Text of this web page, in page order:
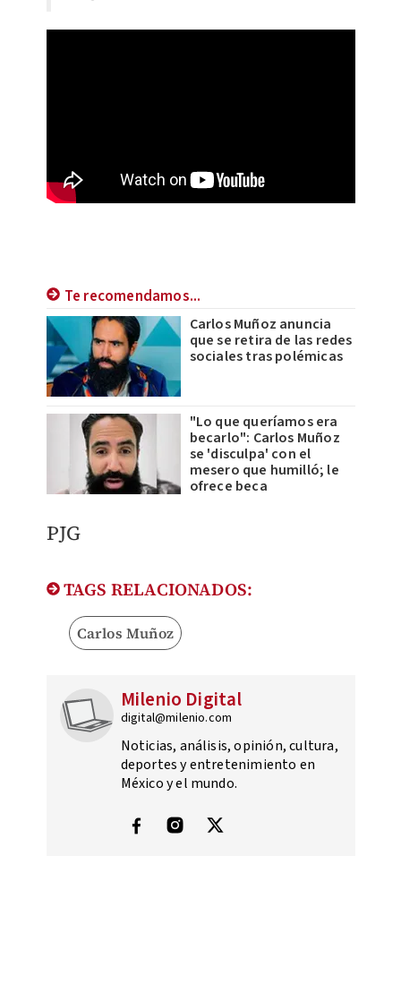
Te recomendamos...
Carlos Muñoz anuncia
que se retira de las redes
sociales tras polémicas
"Lo que queríamos era
becarlo": Carlos Muñoz
se 'disculpa' con el
mesero que humilló; le
ofrece beca
PJG
TAGS RELACIONADOS:
Carlos Muñoz
Milenio Digital
digital@milenio.com
Noticias, análisis, opinión, cultura,
deportes y entretenimiento en
México y el mundo.